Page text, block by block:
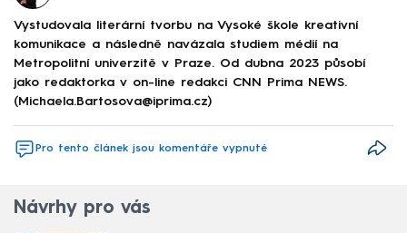
Vystudovala literární tvorbu na Vysoké škole kreativní
komunikace a následně navázala studiem médií na
Metropolitní univerzitě v Praze. Od dubna 2023 působí
jako redaktorka v on-line redakci CNN Prima NEWS.
(Michaela.Bartosova@iprima.cz)
Pro tento článek jsou komentáře vypnuté
Návrhy pro vás